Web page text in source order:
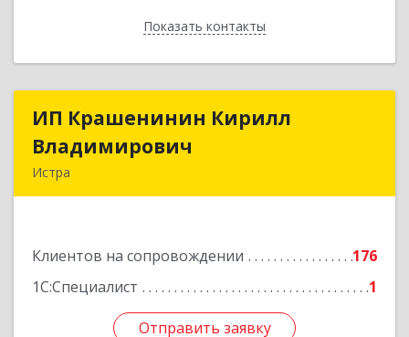
Показать контакты
Назад
ИП Крашенинин Кирилл
Владимирович
Истра
Клиентов на сопровождении
176
1С:Специалист
1
Отправить заявку
ИП Крашенинин Кирилл
Подробнее
Отправить заявку